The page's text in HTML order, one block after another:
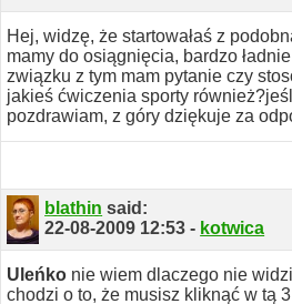
Hej, widzę, że startowałaś z
mamy do osiągnięcia, bardzo
związku z tym mam pytanie czy
jakieś ćwiczenia sporty
pozdrawiam, z góry dziękuje za
blathin said:
22-08-2009 12:53 - kotwica
Uleńko nie wiem dlaczego nie
chodzi o to, że musisz kliknąć w tą